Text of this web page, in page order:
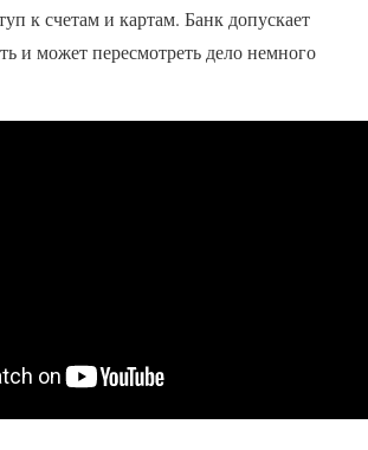
к счетам и картам. Банк допускает
и может пересмотреть дело немного